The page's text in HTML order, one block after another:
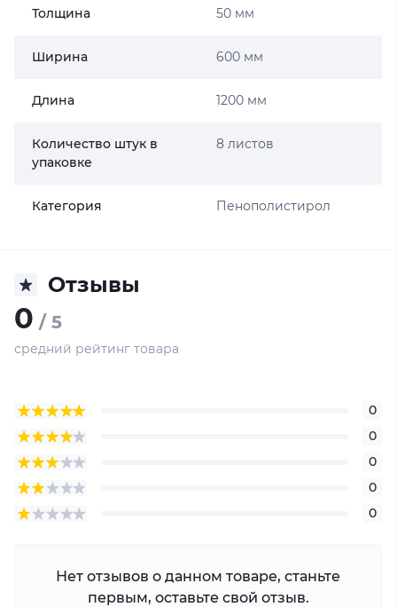
Толщина 50 мм
Ширина 600 мм
Длина 1200 мм
Количество штук в
упаковке
8 листов
Категория Пенополистирол
Отзывы
0 / 5
средний рейтинг товара
0
0
0
0
0
Нет отзывов о данном товаре, станьте
первым, оставьте свой отзыв.